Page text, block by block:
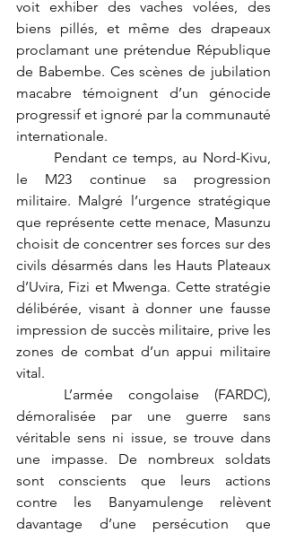
voit exhiber des vaches volées, des
biens pillés, et même des drapeaux
proclamant une prétendue République
de Babembe. Ces scènes de jubilation
macabre témoignent d’un génocide
progressif et ignoré par la communauté
internationale.
le M23 continue sa progression
militaire. Malgré l’urgence stratégique
que représente cette menace, Masunzu
choisit de concentrer ses forces sur des
civils désarmés dans les Hauts Plateaux
d’Uvira, Fizi et Mwenga. Cette stratégie
délibérée, visant à donner une fausse
impression de succès militaire, prive les
zones de combat d’un appui militaire
vital.
démoralisée par une guerre sans
véritable sens ni issue, se trouve dans
une impasse. De nombreux soldats
sont conscients que leurs actions
contre les Banyamulenge relèvent
davantage d’une persécution que